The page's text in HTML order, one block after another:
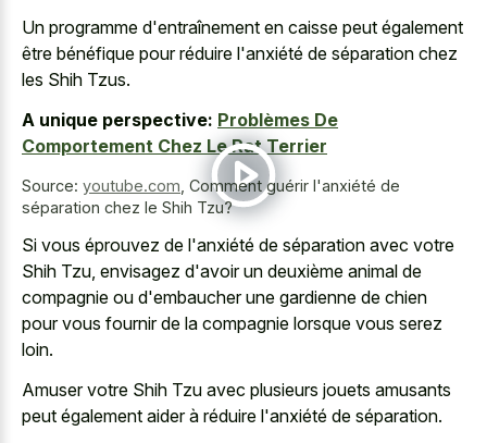
Un programme d'entraînement en caisse peut également
être bénéfique pour réduire l'anxiété de séparation chez
les Shih Tzus.
A unique perspective: Problèmes De
Comportement Chez Le Rat Terrier
Source: youtube.com Comment guérir l'anxiété de
séparation chez le Shih Tzu?
Si vous éprouvez de l'anxiété de séparation avec votre
Shih Tzu, envisagez d'avoir un deuxième animal de
compagnie ou d'embaucher une gardienne de chien
pour vous fournir de la compagnie lorsque vous serez
loin.
Amuser votre Shih Tzu avec plusieurs jouets amusants
peut également aider à réduire l'anxiété de séparation.